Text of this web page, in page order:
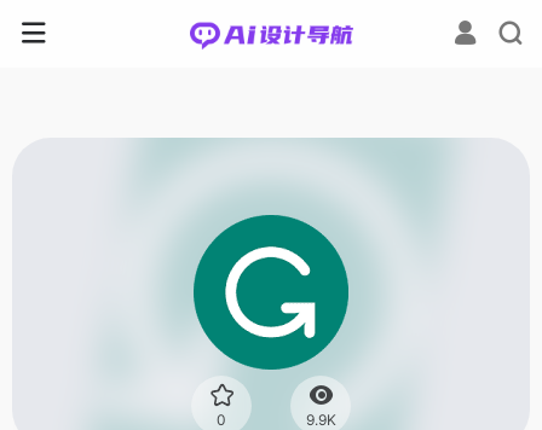
0 9.9K